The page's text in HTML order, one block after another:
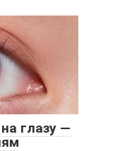
глазу —